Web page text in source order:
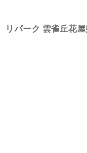
リパーク 雲雀丘花